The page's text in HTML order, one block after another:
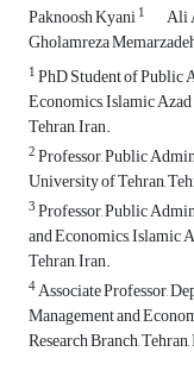
Paknoosh Kyani1 Ali
Gholamreza
1PhD Student of Public
Economics, Islamic
Tehran, Iran.
2Professor, Public
University of Tehran,
3Professor, Public
and Economics, Islamic
Tehran, Iran.
4Associate Professor,
Management and
Research Branch,